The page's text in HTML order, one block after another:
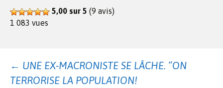
5,00 sur 5 (9 avis)
1 083 vues
Navigation
← UNE EX-MACRONISTE SE LÂCHE. “ON
TERRORISE LA POPULATION!